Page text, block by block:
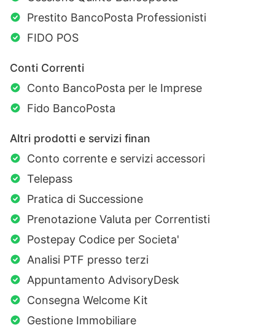
Prestito BancoPosta Professionisti
FIDO POS
Conti Correnti
Conto BancoPosta per le Imprese
Fido BancoPosta
Altri prodotti e servizi finan
Conto corrente e servizi accessori
Telepass
Pratica di Successione
Prenotazione Valuta per Correntisti
Postepay Codice per Societa'
Analisi PTF presso terzi
Appuntamento AdvisoryDesk
Consegna Welcome Kit
Gestione Immobiliare